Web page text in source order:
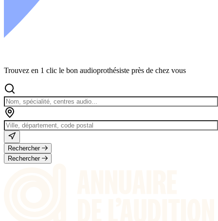
Trouvez en 1 clic le bon audioprothésiste près de chez vous
Rechercher
Rechercher